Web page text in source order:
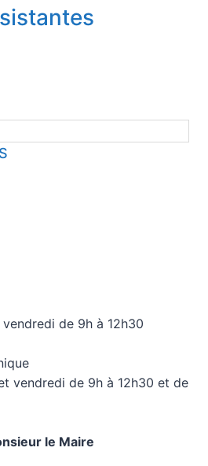
de 9h à 12h30
vendredi de 9h à 12h30 et de
le Maire